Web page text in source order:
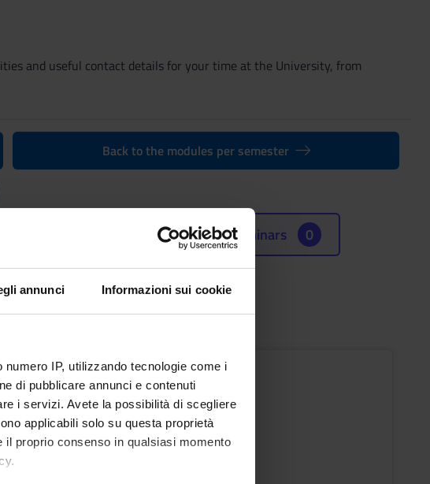
annunci Informazioni sui cookie
IP, utilizzando tecnologie come i
di pubblicare annunci e contenuti
i servizi. Avete la possibilità di scegliere
applicabili solo su questa proprietà
proprio consenso in qualsiasi momento
and useful contact details for your time at the University, from
Back to the modules per semester
Seminars 0
LOGICA
Credits
6
Period
II sem.